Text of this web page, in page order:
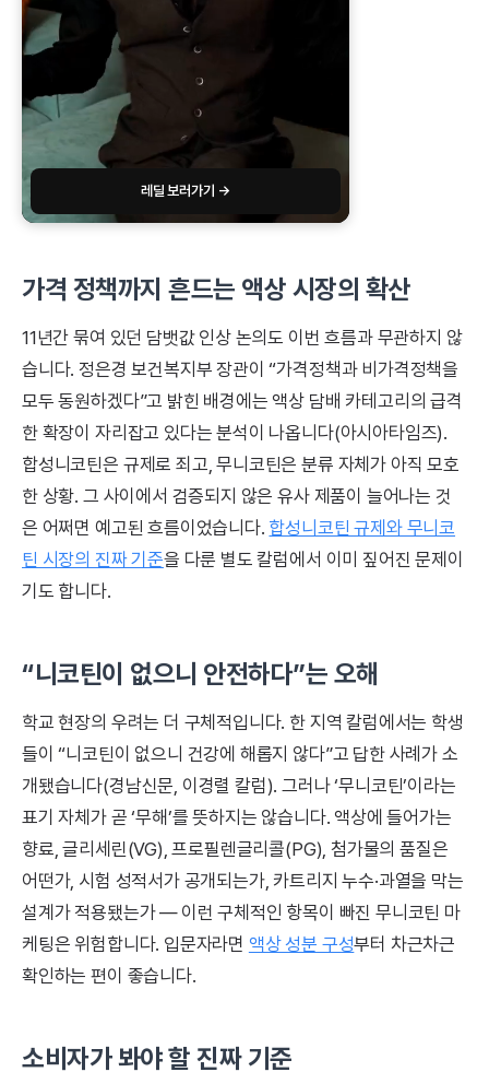
레딜 보러가기 →
가격 정책까지 흔드는 액상 시장의 확산
11년간 묶여 있던 담뱃값 인상 논의도 이번 흐름과 무관하지 않
습니다. 정은경 보건복지부 장관이 “가격정책과 비가격정책을
모두 동원하겠다”고 밝힌 배경에는 액상 담배 카테고리의 급격
한 확장이 자리잡고 있다는 분석이 나옵니다(아시아타임즈).
합성니코틴은 규제로 죄고, 무니코틴은 분류 자체가 아직 모호
한 상황. 그 사이에서 검증되지 않은 유사 제품이 늘어나는 것
은 어쩌면 예고된 흐름이었습니다. 합성니코틴 규제와 무니코
틴 시장의 진짜 기준을 다룬 별도 칼럼에서 이미 짚어진 문제이
기도 합니다.
“니코틴이 없으니 안전하다”는 오해
학교 현장의 우려는 더 구체적입니다. 한 지역 칼럼에서는 학생
들이 “니코틴이 없으니 건강에 해롭지 않다”고 답한 사례가 소
개됐습니다(경남신문, 이경렬 칼럼). 그러나 ‘무니코틴’이라는
표기 자체가 곧 ‘무해’를 뜻하지는 않습니다. 액상에 들어가는
향료, 글리세린(VG), 프로필렌글리콜(PG), 첨가물의 품질은
어떤가, 시험 성적서가 공개되는가, 카트리지 누수·과열을 막는
설계가 적용됐는가 — 이런 구체적인 항목이 빠진 무니코틴 마
케팅은 위험합니다. 입문자라면 액상 성분 구성부터 차근차근
확인하는 편이 좋습니다.
소비자가 봐야 할 진짜 기준